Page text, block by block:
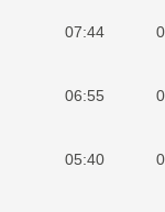
07:44
06:55
05:40